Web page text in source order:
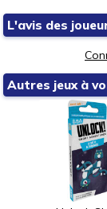
L'avis des
Autres jeux à